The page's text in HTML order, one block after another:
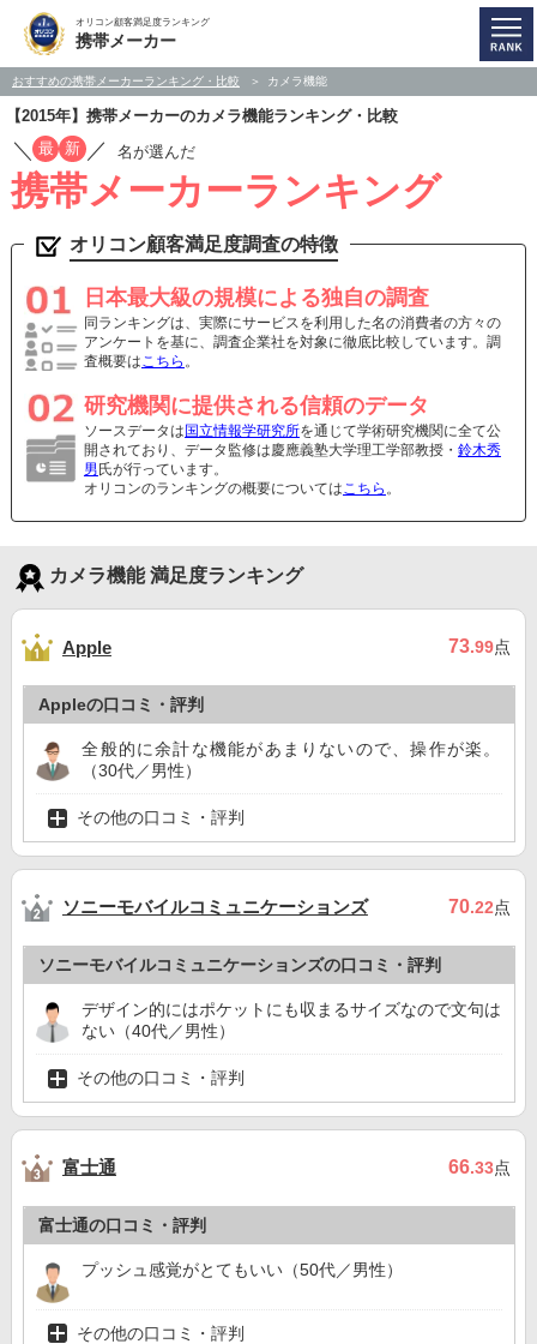
オリコン顧客満足度ランキング
携帯メーカー
おすすめの携帯メーカーランキング・比較 カメラ機能
【2015年】携帯メーカーのカメラ機能ランキング・比較
／ 最 新 ／ 名が選んだ
携帯メーカーランキング
オリコン顧客満足度調査の特徴
日本最大級の規模による独自の調査
同ランキングは、実際にサービスを利用した名の消費者の方々の
アンケートを基に、調査企業社を対象に徹底比較しています。調
査概要はこちら 。
研究機関に提供される信頼のデータ
ソースデータは 国立情報学研究所を通じて学術研究機関に全て公
開されており、データ監修は慶應義塾大学理工学部教授・ 鈴木秀
男 氏が行っています。
オリコンのランキングの概要についてはこちら 。
カメラ機能 満足度ランキング
Apple 73.99点
Appleの口コミ・評判
全般的に余計な機能があまりないので、操作が楽。
（30代／男性）
その他の口コミ・評判
ソニーモバイルコミュニケーションズ 70.22点
ソニーモバイルコミュニケーションズの口コミ・評判
デザイン的にはポケットにも収まるサイズなので文句は
ない（40代／男性）
その他の口コミ・評判
富士通 66.33点
富士通の口コミ・評判
プッシュ感覚がとてもいい（50代／男性）
その他の口コミ・評判